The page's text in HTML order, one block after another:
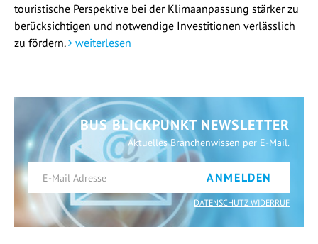
touristische Perspektive bei der Klimaanpassung stärker zu
berücksichtigen und notwendige Investitionen verlässlich
zu fördern.
weiterlesen
BUS BLICKPUNKT NEWSLETTER
Aktuelles Branchenwissen per E-Mail.
ANMELDEN
DATENSCHUTZ WIDERRUF